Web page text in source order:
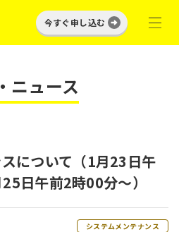
今すぐ申し込む
ニュース
について（1月23日午
日午前2時00分～）
システムメンテナンス